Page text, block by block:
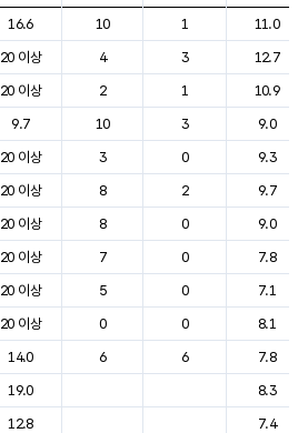
씨, 기온, 강수, 바람, 기압등을 안내한 표입
16.6 10 1
11.0
20 이상 4 3
12.7
20 이상 2 1
10.9
9.7 10 3
9.0
20 이상 3 0
9.3
20 이상 8 2
9.7
20 이상 8 0
9.0
20 이상 7 0
7.8
20 이상 5 0
7.1
20 이상 0 0
8.1
14.0 6 6
7.8
19.0
8.3
12.8
7.4